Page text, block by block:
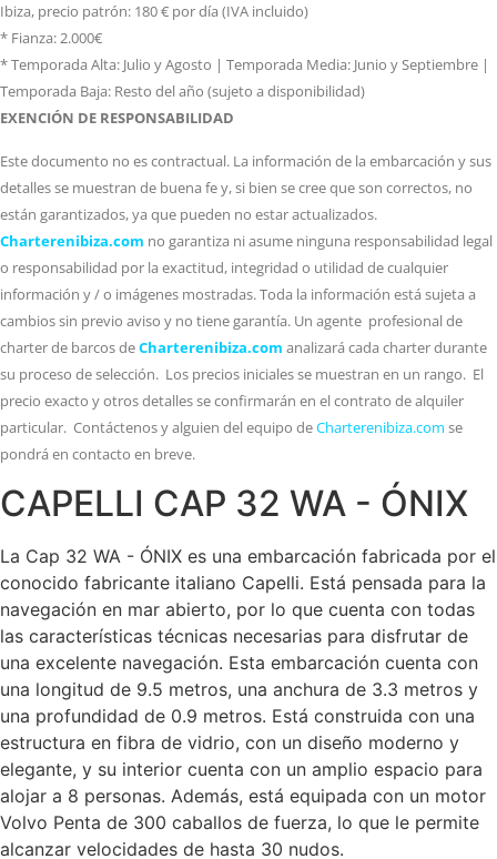
Ibiza, precio patrón: 180 € por día (IVA incluido)
* Fianza: 2.000€
* Temporada Alta: Julio y Agosto | Temporada Media: Junio y Septiembre |
Temporada Baja: Resto del año (sujeto a disponibilidad)
EXENCIÓN DE RESPONSABILIDAD
Este documento no es contractual. La información de la embarcación y sus
detalles se muestran de buena fe y, si bien se cree que son correctos, no
están garantizados, ya que pueden no estar actualizados.
Charterenibiza.com no garantiza ni asume ninguna responsabilidad legal
o responsabilidad por la exactitud, integridad o utilidad de cualquier
información y / o imágenes mostradas. Toda la información está sujeta a
cambios sin previo aviso y no tiene garantía. Un agente profesional de
charter de barcos deCharterenibiza.com analizará cada charter durante
su proceso de selección. Los precios iniciales se muestran en un rango. El
precio exacto y otros detalles se confirmarán en el contrato de alquiler
particular. Contáctenos y alguien del equipo deCharterenibiza.com se
pondrá en contacto en breve.
CAPELLI CAP 32 WA - ÓNIX
La Cap 32 WA - ÓNIX es una embarcación fabricada por el
conocido fabricante italiano Capelli. Está pensada para la
navegación en mar abierto, por lo que cuenta con todas
las características técnicas necesarias para disfrutar de
una excelente navegación. Esta embarcación cuenta con
una longitud de 9.5 metros, una anchura de 3.3 metros y
una profundidad de 0.9 metros. Está construida con una
estructura en fibra de vidrio, con un diseño moderno y
elegante, y su interior cuenta con un amplio espacio para
alojar a 8 personas. Además, está equipada con un motor
Volvo Penta de 300 caballos de fuerza, lo que le permite
alcanzar velocidades de hasta 30 nudos.